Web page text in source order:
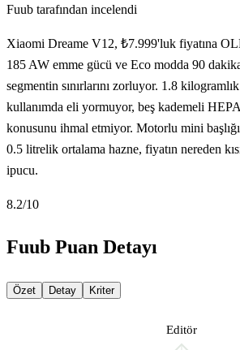
Fuub tarafından incelendi
Xiaomi Dreame V12, ₺7.999'luk fiyatına
185 AW emme gücü ve Eco modda 90
segmentin sınırlarını zorluyor. 1.8
kullanımda eli yormuyor, beş kademeli
konusunu ihmal etmiyor. Motorlu mini
0.5 litrelik ortalama hazne, fiyatın nereden
ipucu.
8.2/10
Fuub Puan Detayı
Özet Detay Kriter
Editör